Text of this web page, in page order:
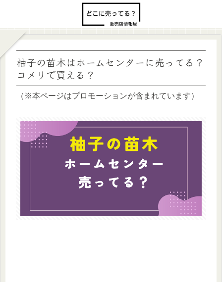
柚子の苗木はホームセンターに売ってる？
コメリで買える？
（※本ページはプロモーションが含まれています）